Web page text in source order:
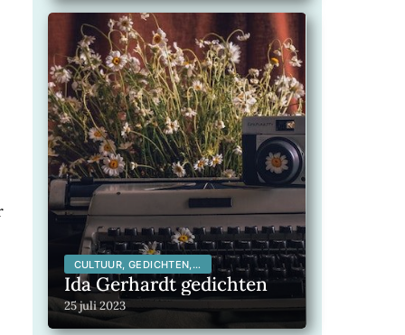
CULTUUR, GEDICHTEN,
INSPIRERENDE
KUNSTENAARS,
INSPIRERENDE MENSEN,
LITERATUUR,
MAATSCHAPPELIJK,
Ida Gerhardt gedichten
25 juli 2023